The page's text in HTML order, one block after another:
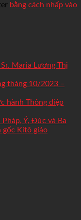
bằng cách nhấp vào
Maria Lương Thị
tháng 10/2023 –
hành Thông điệp
Ý, Đức và Ba
gốc Kitô giáo